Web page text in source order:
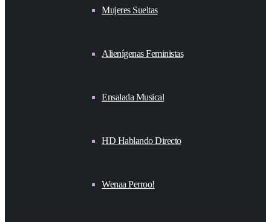
Mujeres Sueltas
Alienígenas Feministas
Ensalada Musical
HD Hablando Directo
Wenaa Perroo!